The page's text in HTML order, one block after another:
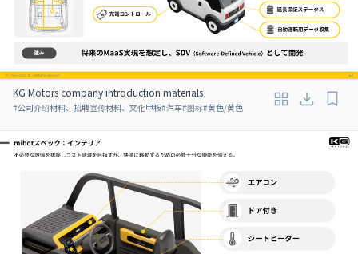
KG Motors company introduction materials
#公司介绍材料、招聘宣传材料、文化甲板#汽车#图标#黄色/黄色